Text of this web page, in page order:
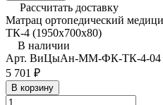
Рассчитать доставку
Матрац ортопедический
ТК-4 (1950x700x80)
В наличии
Арт. ВиЦыАн-ММ-ФК-ТК-4-04
5 701 ₽
В корзину